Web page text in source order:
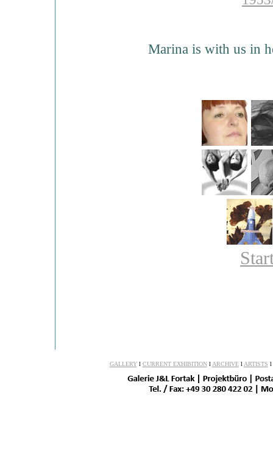
Marina is with us in
GALLERYl CURRENT EXHIBITIONl ARCHIVEl ARTISTS l